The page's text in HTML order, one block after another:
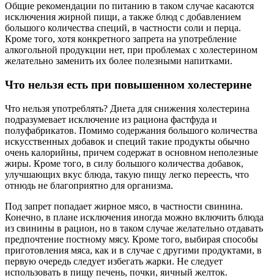
Общие рекомендации по питанию в таком случае касаются
исключения жирной пищи, а также блюд с добавлением
большого количества специй, в частности соли и перца.
Кроме того, хотя конкретного запрета на употребление
алкогольной продукции нет, при проблемах с холестерином
желательно заменить их более полезными напитками.
Что нельзя есть при повышенном холестерине
Что нельзя употреблять? Диета для снижения холестерина
подразумевает исключение из рациона фастфуда и
полуфабрикатов. Помимо содержания большого количества
искусственных добавок и специй такие продукты обычно
очень калорийны, причем содержат в основном неполезные
жиры. Кроме того, в силу большого количества добавок,
улучшающих вкус блюда, такую пищу легко переесть, что
отнюдь не благоприятно для организма.
Под запрет попадает жирное мясо, в частности свинина.
Конечно, в плане исключения иногда можно включить блюда
из свинины в рацион, но в таком случае желательно отдавать
предпочтение постному мясу. Кроме того, выбирая способы
приготовления мяса, как и в случае с другими продуктами, в
первую очередь следует избегать жарки. Не следует
использовать в пищу печень, почки, яичный желток.